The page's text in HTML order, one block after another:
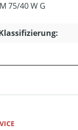
75/40 W G